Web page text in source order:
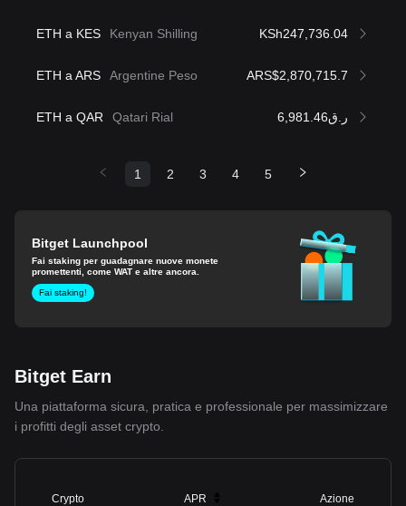
ETH a KES Kenyan Shilling KSh247,736.04
ETH a ARS Argentine Peso ARS$2,870,715.7
ETH a QAR Qatari Rial ر.ق6,981.46
1 2 3 4 5
Bitget Launchpool
Fai staking per guadagnare nuove monete
promettenti, come WAT e altre ancora.
Fai staking!
Bitget Earn
Una piattaforma sicura, pratica e professionale per massimizzare
i profitti degli asset crypto.
Crypto APR Azione